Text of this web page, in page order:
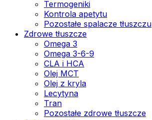
Termogeniki
Kontrola apetytu
Pozostałe spalacze tłuszczu
Zdrowe tłuszcze
Omega 3
Omega 3-6-9
CLA i HCA
Olej MCT
Olej z kryla
Lecytyna
Tran
Pozostałe zdrowe tłuszcze